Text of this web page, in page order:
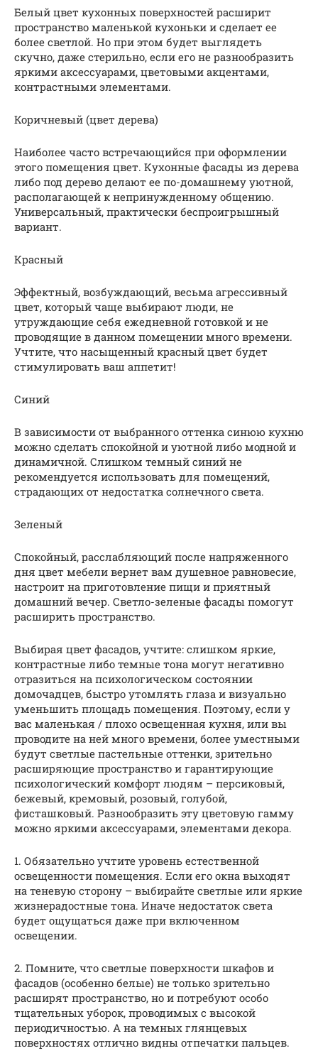
Белый цвет кухонных поверхностей расширит
пространство маленькой кухоньки и сделает ее
более светлой. Но при этом будет выглядеть
скучно, даже стерильно, если его не разнообразить
яркими аксессуарами, цветовыми акцентами,
контрастными элементами.
Коричневый (цвет дерева)
Наиболее часто встречающийся при оформлении
этого помещения цвет. Кухонные фасады из дерева
либо под дерево делают ее по-домашнему уютной,
располагающей к непринужденному общению.
Универсальный, практически беспроигрышный
вариант.
Красный
Эффектный, возбуждающий, весьма агрессивный
цвет, который чаще выбирают люди, не
утруждающие себя ежедневной готовкой и не
проводящие в данном помещении много времени.
Учтите, что насыщенный красный цвет будет
стимулировать ваш аппетит!
Синий
В зависимости от выбранного оттенка синюю кухню
можно сделать спокойной и уютной либо модной и
динамичной. Слишком темный синий не
рекомендуется использовать для помещений,
страдающих от недостатка солнечного света.
Зеленый
Спокойный, расслабляющий после напряженного
дня цвет мебели вернет вам душевное равновесие,
настроит на приготовление пищи и приятный
домашний вечер. Светло-зеленые фасады помогут
расширить пространство.
Выбирая цвет фасадов, учтите: слишком яркие,
контрастные либо темные тона могут негативно
отразиться на психологическом состоянии
домочадцев, быстро утомлять глаза и визуально
уменьшить площадь помещения. Поэтому, если у
вас маленькая / плохо освещенная кухня, или вы
проводите на ней много времени, более уместными
будут светлые пастельные оттенки, зрительно
расширяющие пространство и гарантирующие
психологический комфорт людям – персиковый,
бежевый, кремовый, розовый, голубой,
фисташковый. Разнообразить эту цветовую гамму
можно яркими аксессуарами, элементами декора.
1. Обязательно учтите уровень естественной
освещенности помещения. Если его окна выходят
на теневую сторону – выбирайте светлые или яркие
жизнерадостные тона. Иначе недостаток света
будет ощущаться даже при включенном
освещении.
2. Помните, что светлые поверхности шкафов и
фасадов (особенно белые) не только зрительно
расширят пространство, но и потребуют особо
тщательных уборок, проводимых с высокой
периодичностью. А на темных глянцевых
поверхностях отлично видны отпечатки пальцев.